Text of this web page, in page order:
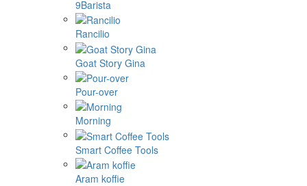
9Barista
Rancilio
Goat Story Gina
Pour-over
Morning
Smart Coffee Tools
Aram koffie